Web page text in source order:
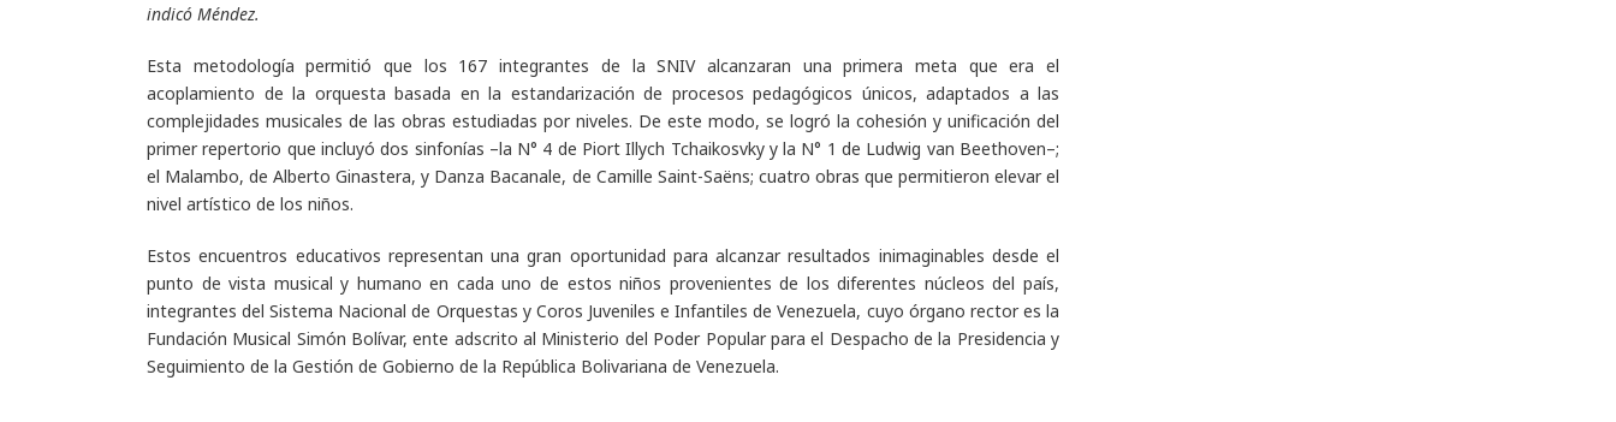
indicó Méndez.
Esta metodología permitió que los 167 integrantes de la SNIV alcanzaran una primera meta que era el
acoplamiento de la orquesta basada en la estandarización de procesos pedagógicos únicos, adaptados a las
complejidades musicales de las obras estudiadas por niveles. De este modo, se logró la cohesión y unificación del
primer repertorio que incluyó dos sinfonías –la N° 4 de Piort Illych Tchaikosvky y la N° 1 de Ludwig van Beethoven–;
el Malambo, de Alberto Ginastera, y Danza Bacanale, de Camille Saint-Saëns; cuatro obras que permitieron elevar el
nivel artístico de los niños.
Estos encuentros educativos representan una gran oportunidad para alcanzar resultados inimaginables desde el
punto de vista musical y humano en cada uno de estos niños provenientes de los diferentes núcleos del país,
integrantes del Sistema Nacional de Orquestas y Coros Juveniles e Infantiles de Venezuela, cuyo órgano rector es la
Fundación Musical Simón Bolívar, ente adscrito al Ministerio del Poder Popular para el Despacho de la Presidencia y
Seguimiento de la Gestión de Gobierno de la República Bolivariana de Venezuela.